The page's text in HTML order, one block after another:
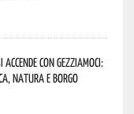
con Gezziamoci:
natura e borgo